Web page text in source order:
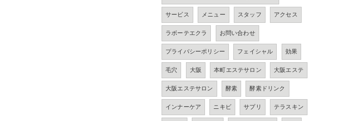
サービス メニュー スタッフ アクセス
ラボーテエクラ お問い合わせ
プライバシーポリシー フェイシャル 効果
毛穴 大阪 本町エステサロン 大阪エステ
大阪エステサロン 酵素 酵素ドリンク
インナーケア ニキビ サプリ テラスキン